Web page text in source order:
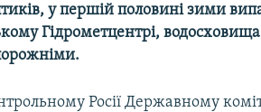
у першій половині зими
Гідрометцентрі,
Росії Державному